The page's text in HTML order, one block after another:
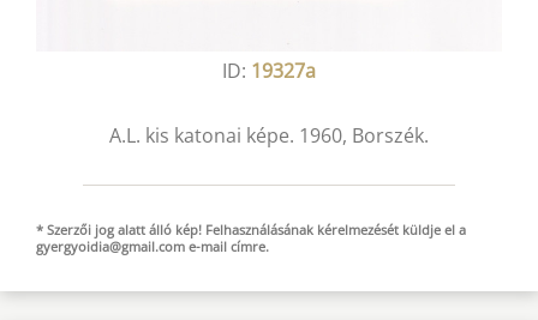
ID: 19327a
A.L. kis katonai képe. 1960, Borszék.
* Szerzői jog alatt álló kép! Felhasználásának kérelmezését küldje el a
gyergyoidia@gmail.com e-mail címre.